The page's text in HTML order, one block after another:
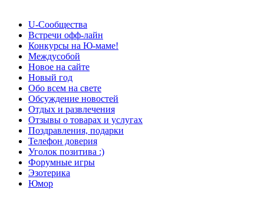
U-Сообщества
Встречи офф-лайн
Конкурсы на Ю-маме!
Междусобой
Новое на сайте
Новый год
Обо всем на свете
Обсуждение новостей
Отдых и развлечения
Отзывы о товарах и услугах
Поздравления, подарки
Телефон доверия
Уголок позитива :)
Форумные игры
Эзотерика
Юмор